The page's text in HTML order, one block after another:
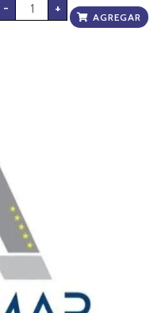
- +
AGREGAR